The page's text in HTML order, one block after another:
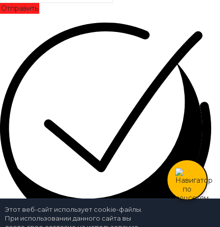
Этот веб-сайт использует cookie-файлы.
При использовании данного сайта вы
Отправить